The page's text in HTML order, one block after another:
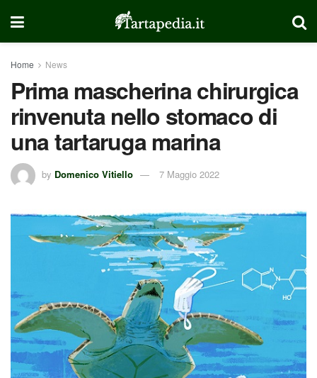
Home News
Prima mascherina chirurgica
rinvenuta nello stomaco di
una tartaruga marina
by Domenico Vitiello 7 Maggio 2022